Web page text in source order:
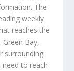
The
weekly
reaches the
Bay,
surrounding
need to reach